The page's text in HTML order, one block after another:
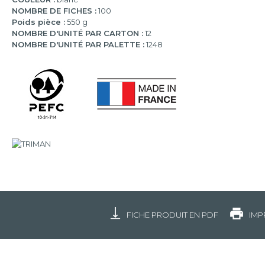
NOMBRE DE FICHES :100
Poids pièce :550 g
NOMBRE D'UNITÉ PAR CARTON :12
NOMBRE D'UNITÉ PAR PALETTE :1248
FICHE PRODUIT EN PDF